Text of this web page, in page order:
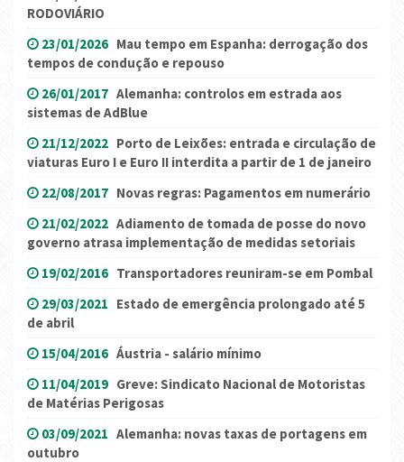
RODOVIÁRIO
23/01/2026 Mau tempo em Espanha: derrogação dos
tempos de condução e repouso
26/01/2017 Alemanha: controlos em estrada aos
sistemas de AdBlue
21/12/2022 Porto de Leixões: entrada e circulação de
viaturas Euro I e Euro II interdita a partir de 1 de janeiro
22/08/2017 Novas regras: Pagamentos em numerário
21/02/2022 Adiamento de tomada de posse do novo
governo atrasa implementação de medidas setoriais
19/02/2016 Transportadores reuniram-se em Pombal
29/03/2021 Estado de emergência prolongado até 5
de abril
15/04/2016 Áustria - salário mínimo
11/04/2019 Greve: Sindicato Nacional de Motoristas
de Matérias Perigosas
03/09/2021 Alemanha: novas taxas de portagens em
outubro